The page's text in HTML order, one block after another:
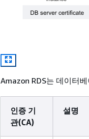
Amazon RDS는 데이터
인증 기
관(CA)
설명